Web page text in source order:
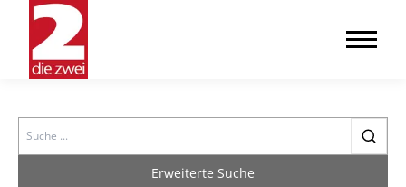
Search
Erweiterte Suche